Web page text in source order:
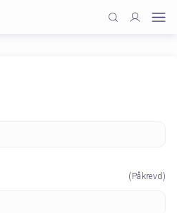
(Påkrevd)